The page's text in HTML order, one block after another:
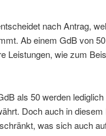
nach Antrag,
Ab einem GdB von
Leistungen, wie zum
als 50 werden
Doch auch in
was sich auch